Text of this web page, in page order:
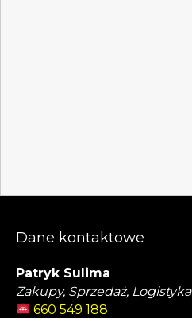
Dane kontaktowe
Patryk Sulima
Zakupy, Sprzedaż, Logistyka
660 549 188